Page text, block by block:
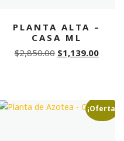
PLANTA ALTA –
CASA ML
$2,850.00 Original
$1,139.00
¡Oferta!